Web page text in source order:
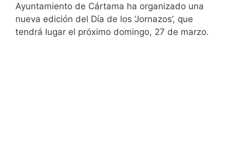
Ayuntamiento de Cártama ha organizado una
nueva edición del Día de los ‘Jornazos’, que
tendrá lugar el próximo domingo, 27 de marzo.